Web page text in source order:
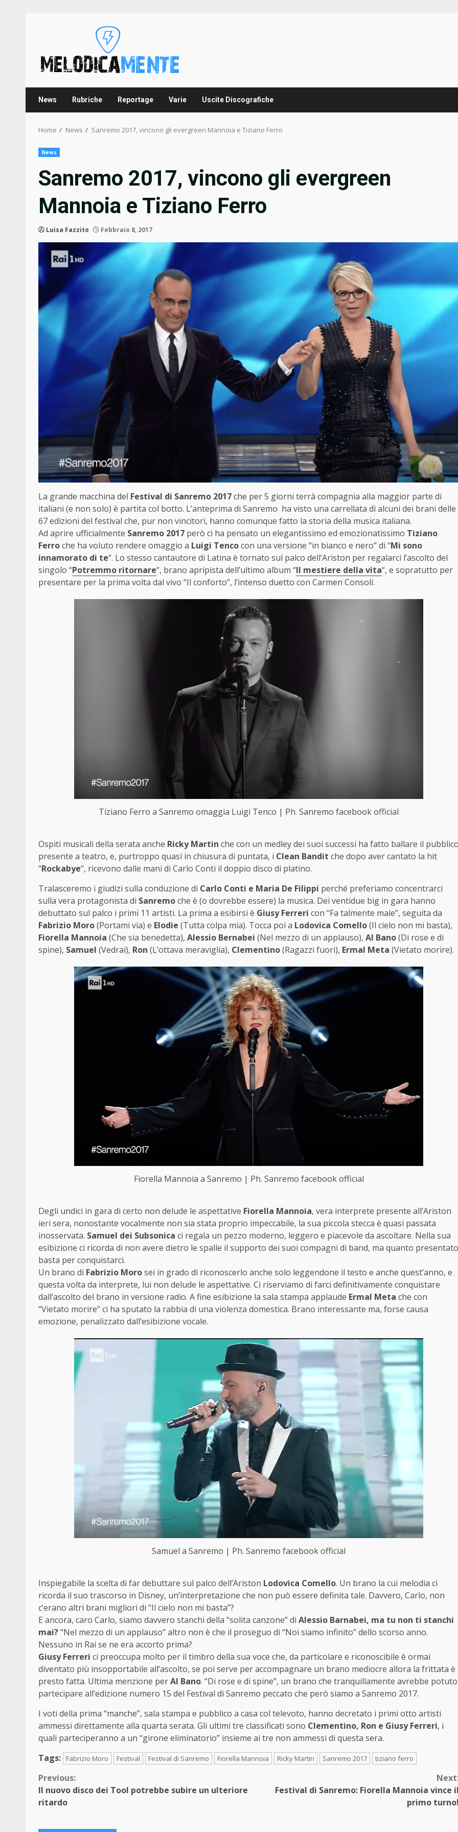
News Rubriche Reportage Varie Uscite Discografiche
Home News Sanremo 2017, vincono gli evergreen Mannoia e Tiziano Ferro
News
Sanremo 2017, vincono gli evergreen
Mannoia e Tiziano Ferro
Luisa Fazzito Febbraio 8, 2017
La grande macchina del Festival di Sanremo 2017che per 5 giorni terrà compagnia alla maggior parte di
italiani (e non solo) è partita col botto. L’anteprima di Sanremo ha visto una carrellata di alcuni dei brani delle
67 edizioni del festival che, pur non vincitori, hanno comunque fatto la storia della musica italiana.
Ad aprire ufficialmente Sanremo 2017 però ci ha pensato un elegantissimo ed emozionatissimo Tiziano
Ferroche ha voluto rendere omaggio a Luigi Tencocon una versione “in bianco e nero” di “Mi sono
innamorato di te“. Lo stesso cantautore di Latina è tornato sul palco dell’Ariston per regalarci l’ascolto del
singolo “Potremmo ritornare“, brano apripista dell’ultimo album “Il mestiere della vita“, e sopratutto per
presentare per la prima volta dal vivo “Il conforto”, l’intenso duetto con Carmen Consoli.
Tiziano Ferro a Sanremo omaggia Luigi Tenco | Ph. Sanremo facebook official
Ospiti musicali della serata anche Ricky Martin che con un medley dei suoi successi ha fatto ballare il
presente a teatro, e, purtroppo quasi in chiusura di puntata, i Clean Bandit che dopo aver cantato la hit
“Rockabye“, ricevono dalle mani di Carlo Conti il doppio disco di platino.
Tralasceremo i giudizi sulla conduzione di Carlo Conti e Maria De Filippi perché preferiamo concentrarci
sulla vera protagonista di Sanremoche è (o dovrebbe essere) la musica. Dei ventidue big in gara hanno
debuttato sul palco i primi 11 artisti. La prima a esibirsi è Giusy Ferreri con “Fa talmente male”, seguita da
Fabrizio Moro(Portami via) e Elodie (Tutta colpa mia). Tocca poi a Lodovica Comello(Il cielo non mi basta),
Fiorella Mannoia (Che sia benedetta), Alessio Bernabei (Nel mezzo di un applauso), Al Bano(Di rose e di
spine), Samuel (Vedrai), Ron (L’ottava meraviglia), Clementino(Ragazzi fuori), Ermal Meta (Vietato morire).
Fiorella Mannoia a Sanremo | Ph. Sanremo facebook official
Degli undici in gara di certo non delude le aspettative Fiorella Mannoia, vera interprete presente all’Ariston
ieri sera, nonostante vocalmente non sia stata proprio impeccabile, la sua piccola stecca è quasi passata
inosservata. Samuel dei Subsonica ci regala un pezzo moderno, leggero e piacevole da ascoltare. Nella sua
esibizione ci ricorda di non avere dietro le spalle il supporto dei suoi compagni di band, ma quanto presentato
basta per conquistarci.
Un brano di Fabrizio Morosei in grado di riconoscerlo anche solo leggendone il testo e anche quest’anno, e
questa volta da interprete, lui non delude le aspettative. Ci riserviamo di farci definitivamente conquistare
dall’ascolto del brano in versione radio. A fine esibizione la sala stampa applaude Ermal Meta che con
“Vietato morire” ci ha sputato la rabbia di una violenza domestica. Brano interessante ma, forse causa
emozione, penalizzato dall’esibizione vocale.
Samuel a Sanremo | Ph. Sanremo facebook official
Inspiegabile la scelta di far debuttare sul palco dell’Ariston Lodovica Comello. Un brano la cui melodia ci
ricorda il suo trascorso in Disney, un’interpretazione che non può essere definita tale. Davvero, Carlo, non
c’erano altri brani migliori di “Il cielo non mi basta”?
E ancora, caro Carlo, siamo davvero stanchi della “solita canzone” di Alessio Barnabei, ma tu non ti stanchi
mai?“Nel mezzo di un applauso” altro non è che il proseguo di “Noi siamo infinito” dello scorso anno.
Nessuno in Rai se ne era accorto prima?
Giusy Ferreri ci preoccupa molto per il timbro della sua voce che, da particolare e riconoscibile è ormai
diventato più insopportabile all’ascolto, se poi serve per accompagnare un brano mediocre allora la frittata è
presto fatta. Ultima menzione perAl Bano. “Di rose e di spine”, un brano che tranquillamente avrebbe potuto
partecipare all’edizione numero 15 del Festival di Sanremo peccato che però siamo a Sanremo 2017.
I voti della prima “manche”, sala stampa e pubblico a casa col televoto, hanno decretato i primi otto artisti
ammessi direttamente alla quarta serata. Gli ultimi tre classificati sono Clementino, Ron e Giusy Ferreri, i
quali parteciperanno a un “girone eliminatorio” insieme ai tre non ammessi di questa sera.
Tags:
Fabrizio Moro Festival Festival di Sanremo Fiorella Mannoia Ricky Martin Sanremo 2017 tiziano ferro
Continue
Reading
Previous:
Il nuovo disco dei Tool potrebbe subire un ulteriore
ritardo
Festival di Sanremo: Fiorella Mannoia vince
primo